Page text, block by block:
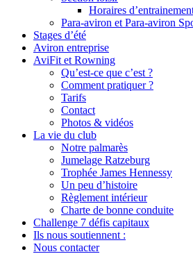
Horaires
Para-aviron et Para-aviron
Stages d’été
Aviron entreprise
AviFit et Rowning
Qu’est-ce que c’est ?
Comment pratiquer ?
Tarifs
Contact
Photos & vidéos
La vie du club
Notre palmarès
Jumelage Ratzeburg
Trophée James Hennessy
Un peu d’histoire
Règlement intérieur
Charte de bonne conduite
Challenge 7 défis capitaux
Ils nous soutiennent :
Nous contacter